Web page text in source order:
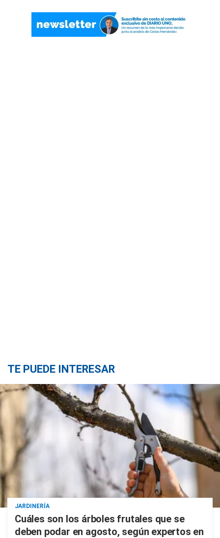
TE PUEDE INTERESAR
JARDINERÍA
Cuáles son los árboles frutales que se
deben podar en agosto, según expertos en